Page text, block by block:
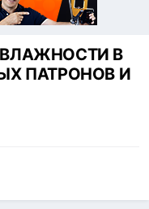
В
ПАТРОНОВ И